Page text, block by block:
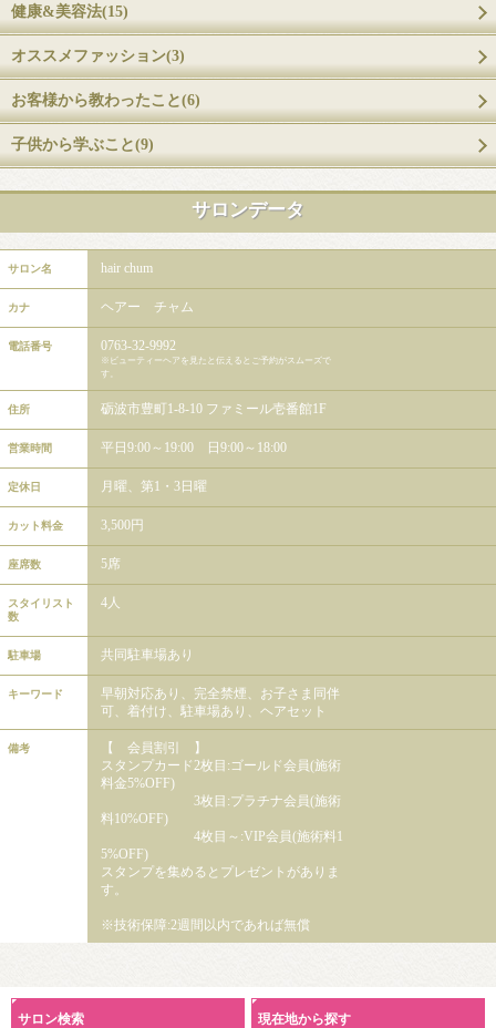
健康&美容法(15)
オススメファッション(3)
お客様から教わったこと(6)
子供から学ぶこと(9)
サロンデータ
サロン名 hair chum
カナ ヘアー チャム
電話番号 0763-32-9992
※ビューティーヘアを見たと伝えるとご予約がスムーズで
す。
住所 砺波市豊町1-8-10 ファミール壱番館1F
営業時間 平日9:00～19:00 日9:00～18:00
定休日 月曜、第1・3日曜
カット料金 3,500円
座席数 5席
スタイリスト
数
4人
駐車場 共同駐車場あり
キーワード
早朝対応あり、完全禁煙、お子さま同伴
可、着付け、駐車場あり、ヘアセット
備考
【 会員割引 】
スタンプカード2枚目:ゴールド会員(施術
料金5%OFF)
3枚目:プラチナ会員(施術
料10%OFF)
4枚目～:VIP会員(施術料1
5%OFF)
スタンプを集めるとプレゼントがありま
す。
※技術保障:2週間以内であれば無償
サロン検索 現在地から探す